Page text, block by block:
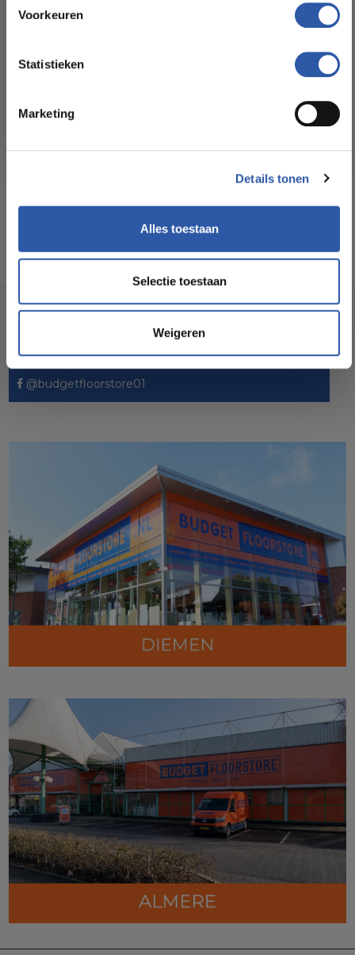
Voorkeuren
Statistieken
Marketing
Details tonen
Alles toestaan
Selectie toestaan
Weigeren
3 -5 werkdagen
Garantie: 15 jaar
Socialmedia
@budgetfloorstore01
betaalbare prijzen. Profiteer van een zorgeloze installatie